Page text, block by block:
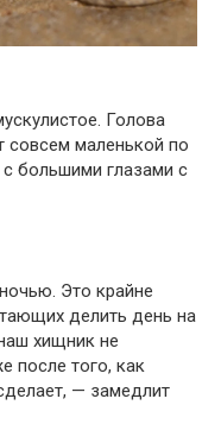
Голова
совсем маленькой по
большими глазами с
Это крайне
делить день на
хищник не
после того, как
— замедлит